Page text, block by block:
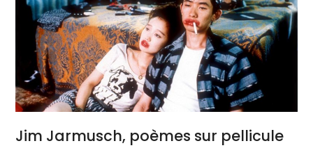
Jim Jarmusch, poèmes sur pellicule